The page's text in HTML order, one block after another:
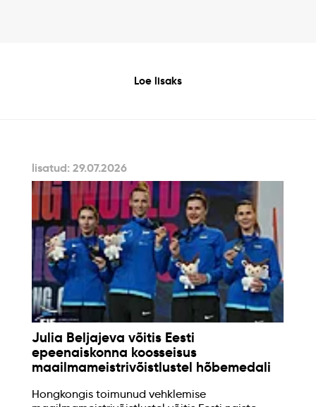
Loe lisaks
lisatud: 29.07.2026
Julia Beljajeva võitis Eesti
epeenaiskonna koosseisus
maailmameistrivõistlustel hõbemedali
Hongkongis toimunud vehklemise